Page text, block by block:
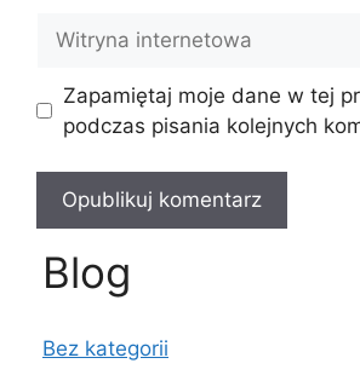
internetowa
Zapamiętaj moje dane w tej
podczas pisania kolejnych
Blog
Bez kategorii